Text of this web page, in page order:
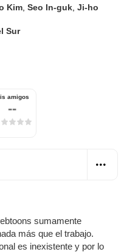
Kim ,Seo In-guk ,Ji-ho
Sur
amigos
--
sumamente
más que el trabajo.
es inexistente y por lo